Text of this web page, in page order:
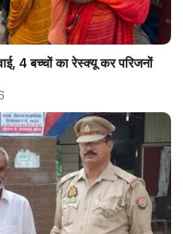
4 बच्चों का रेस्क्यू कर परिजनों